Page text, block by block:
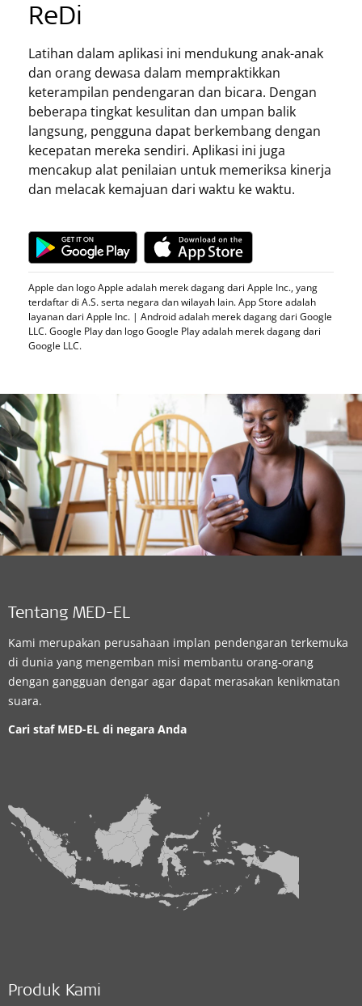
ReDi
Latihan dalam aplikasi ini mendukung anak-anak
dan orang dewasa dalam mempraktikkan
keterampilan pendengaran dan bicara. Dengan
beberapa tingkat kesulitan dan umpan balik
langsung, pengguna dapat berkembang dengan
kecepatan mereka sendiri. Aplikasi ini juga
mencakup alat penilaian untuk memeriksa kinerja
dan melacak kemajuan dari waktu ke waktu.
Apple dan logo Apple adalah merek dagang dari Apple Inc., yang
terdaftar di A.S. serta negara dan wilayah lain. App Store adalah
layanan dari Apple Inc. | Android adalah merek dagang dari Google
LLC. Google Play dan logo Google Play adalah merek dagang dari
Google LLC.
Tentang MED-EL
Kami merupakan perusahaan implan pendengaran terkemuka
di dunia yang mengemban misi membantu orang-orang
dengan gangguan dengar agar dapat merasakan kenikmatan
suara.
Cari staf MED-EL di negara Anda
Produk Kami